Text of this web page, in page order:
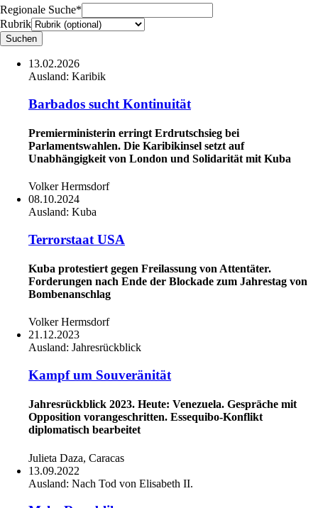
Regionale Suche*
Rubrik
13.02.2026
Ausland: Karibik
Barbados sucht Kontinuität
Premierministerin erringt Erdrutschsieg bei
Parlamentswahlen. Die Karibikinsel setzt auf
Unabhängigkeit von London und Solidarität mit Kuba
Volker Hermsdorf
08.10.2024
Ausland: Kuba
Terrorstaat USA
Kuba protestiert gegen Freilassung von Attentäter.
Forderungen nach Ende der Blockade zum Jahrestag von
Bombenanschlag
Volker Hermsdorf
21.12.2023
Ausland: Jahresrückblick
Kampf um Souveränität
Jahresrückblick 2023. Heute: Venezuela. Gespräche mit
Opposition vorangeschritten. Essequibo-Konflikt
diplomatisch bearbeitet
Julieta Daza, Caracas
13.09.2022
Ausland: Nach Tod von Elisabeth II.